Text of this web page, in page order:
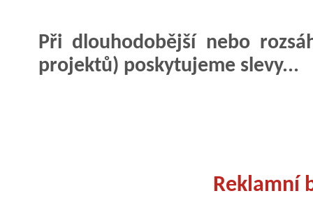
Při dlouhodobější nebo
projektů) poskytujeme slevy...
Reklamní